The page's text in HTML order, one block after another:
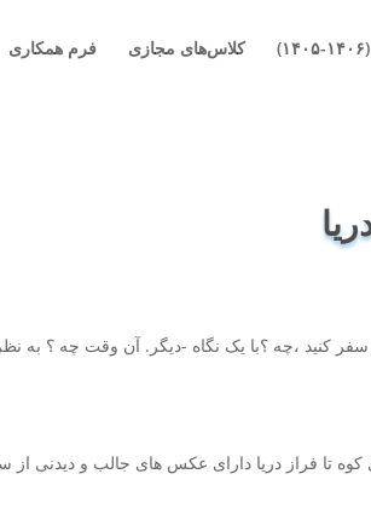
کلاس‌های مجازی فرم همکاری
کنید ،چه ؟با یک نگاه -دیگر. آن وقت چه ؟ به
تا فراز دریا دارای عکس های جالب و دیدنی از